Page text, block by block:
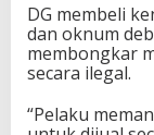
DG membeli
dan oknum
membongkar
secara ilegal.
“Pelaku